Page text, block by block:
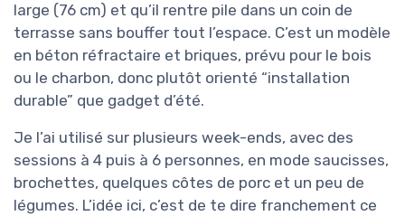
large (76 cm) et qu’il rentre pile dans un coin de
terrasse sans bouffer tout l’espace. C’est un modèle
en béton réfractaire et briques, prévu pour le bois
ou le charbon, donc plutôt orienté “installation
durable” que gadget d’été.
Je l’ai utilisé sur plusieurs week-ends, avec des
sessions à 4 puis à 6 personnes, en mode saucisses,
brochettes, quelques côtes de porc et un peu de
légumes. L’idée ici, c’est de te dire franchement ce